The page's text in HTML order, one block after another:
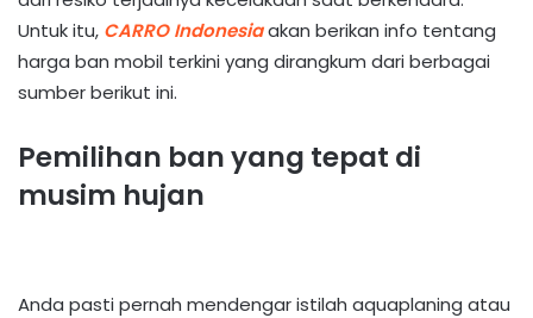
Untuk itu, CARRO Indonesiaakan berikan info tentang
harga ban mobil terkini yang dirangkum dari berbagai
sumber berikut ini.
Pemilihan ban yang tepat di
musim hujan
Anda pasti pernah mendengar istilah aquaplaning atau